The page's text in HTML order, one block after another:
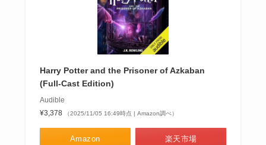
Harry Potter and the Prisoner of Azkaban
(Full-Cast Edition)
Audible
¥3,378
（2025/11/05 16:49時点 | Amazon調べ）
Amazon 楽天市場